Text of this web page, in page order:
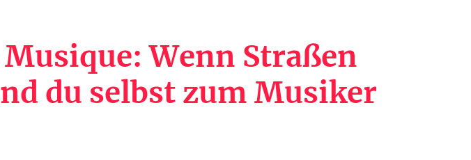
Musique: Wenn Straßen
du selbst zum Musiker